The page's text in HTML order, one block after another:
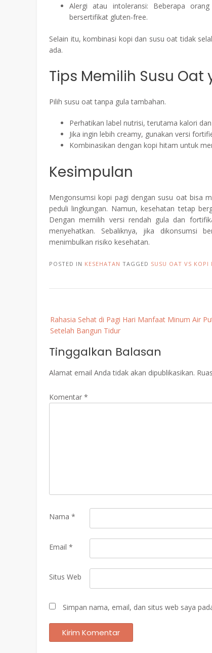
Alergi atau intoleransi: Beberapa
bersertifikat gluten-free.
Selain itu, kombinasi kopi dan susu oat tidak
ada.
Tips Memilih Susu
Pilih susu oat tanpa gula tambahan.
Perhatikan label nutrisi, terutama kalori
Jika ingin lebih creamy, gunakan versi
Kombinasikan dengan kopi hitam untuk
Kesimpulan
Mengonsumsi kopi pagi dengan susu oat bisa
peduli lingkungan. Namun, kesehatan tetap
Dengan memilih versi rendah gula dan
menyehatkan. Sebaliknya, jika dikonsumsi
menimbulkan risiko kesehatan.
POSTED IN KESEHATAN TAGGED SUSU OAT VS
navigation
Rahasia Sehat di Pagi Hari Manfaat Minum Air
Setelah Bangun Tidur
Tinggalkan Balasan
Alamat email Anda tidak akan dipublikasikan.
Komentar *
Nama *
Email *
Situs Web
Simpan nama, email, dan situs web saya